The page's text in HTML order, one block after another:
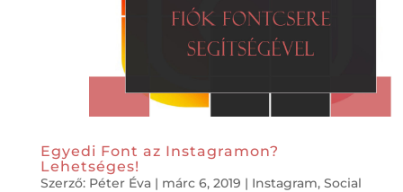
Egyedi Font az Instagramon?
Lehetséges!
Szerző: Péter Éva| márc 6, 2019 | Instagram, Social